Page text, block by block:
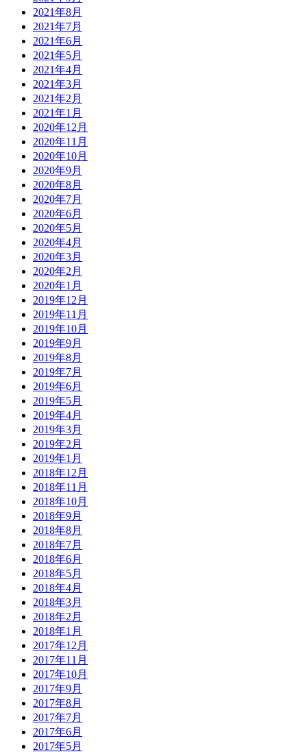
2021年8月
2021年7月
2021年6月
2021年5月
2021年4月
2021年3月
2021年2月
2021年1月
2020年12月
2020年11月
2020年10月
2020年9月
2020年8月
2020年7月
2020年6月
2020年5月
2020年4月
2020年3月
2020年2月
2020年1月
2019年12月
2019年11月
2019年10月
2019年9月
2019年8月
2019年7月
2019年6月
2019年5月
2019年4月
2019年3月
2019年2月
2019年1月
2018年12月
2018年11月
2018年10月
2018年9月
2018年8月
2018年7月
2018年6月
2018年5月
2018年4月
2018年3月
2018年2月
2018年1月
2017年12月
2017年11月
2017年10月
2017年9月
2017年8月
2017年7月
2017年6月
2017年5月